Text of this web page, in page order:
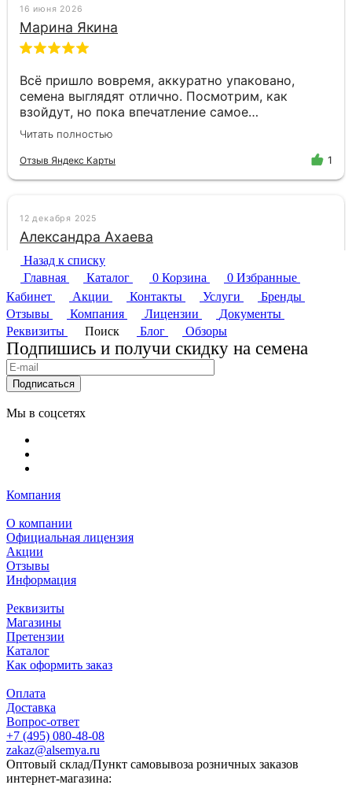
Назад к списку
Главная
Каталог 0 Корзина 0 Избранные
Кабинет
Акции Контакты Услуги
Бренды
Отзывы
Компания Лицензии
Документы
Реквизиты
Поиск Блог Обзоры
Подпишись и получи скидку на семена
Подписаться
Мы в соцсетях
Компания
О компании
Официальная лицензия
Акции
Отзывы
Информация
Реквизиты
Магазины
Претензии
Каталог
Как оформить заказ
Оплата
Доставка
Вопрос-ответ
+7 (495) 080-48-08
zakaz@alsemya.ru
Оптовый склад/Пункт самовывоза розничных заказов
интернет-магазина: